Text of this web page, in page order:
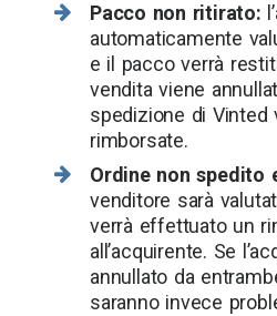
Pacco non ritirato:
automaticamente
e il pacco verrà
vendita viene
spedizione di Vinted
rimborsate.
Ordine non spedito
venditore sarà
verrà effettuato un
all’acquirente. Se
annullato da
saranno invece